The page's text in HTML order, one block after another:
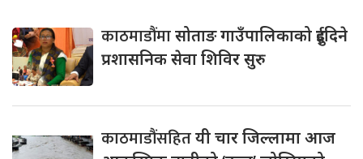
काठमाडौंमासोताङ गाउँपालिकाको दुईदिने
प्रशासनिक सेवा शिविर सुरु
काठमाडौंसहितयी चार जिल्लामा आज